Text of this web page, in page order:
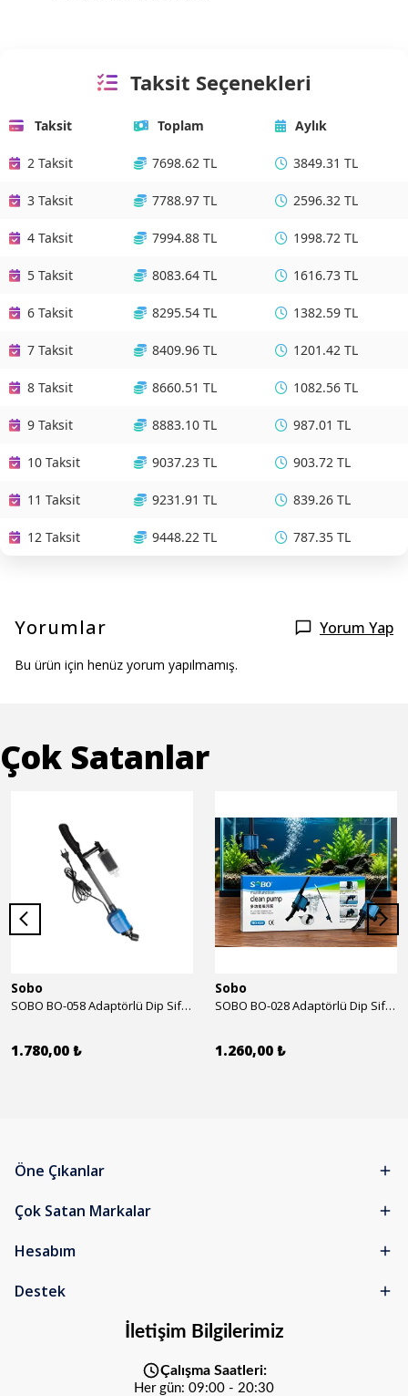
Taksit Seçenekleri
Taksit Toplam Aylık
2 Taksit 7698.62 TL 3849.31 TL
3 Taksit 7788.97 TL 2596.32 TL
4 Taksit 7994.88 TL 1998.72 TL
5 Taksit 8083.64 TL 1616.73 TL
6 Taksit 8295.54 TL 1382.59 TL
7 Taksit 8409.96 TL 1201.42 TL
8 Taksit 8660.51 TL 1082.56 TL
9 Taksit 8883.10 TL 987.01 TL
10 Taksit 9037.23 TL 903.72 TL
11 Taksit 9231.91 TL 839.26 TL
12 Taksit 9448.22 TL 787.35 TL
Yorumlar Yorum Yap
Bu ürün için henüz yorum yapılmamış.
Çok Satanlar
Sobo
SOBO BO-058 Adaptörlü Dip Sifonu 2000 Lth 32 W
1.780,00 ₺
Sobo
SOBO BO-028 Adaptörlü Dip Sifonu 1700 Lth 28 W
1.260,00 ₺
Öne Çıkanlar
Çok Satan Markalar
Hesabım
Destek
İletişim Bilgilerimiz
Çalışma Saatleri:
Her gün: 09:00 - 20:30